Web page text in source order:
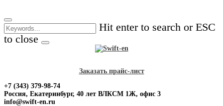
to
content
Hit enter to search or ESC
to close
Заказать прайс-лист
+7 (343) 379-98-74
Россия, Екатеринбург, 40 лет ВЛКСМ 1Ж, офис 3
info@swift-en.ru